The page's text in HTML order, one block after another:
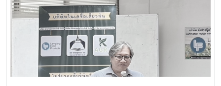
ฉัตรสูงเนิน เป็นประธานเปิดกิจกรรม โดยมี นางสาวสุชัญญา โก
จินอก เป็นผู้รับผิดชอบกิจกรรมการอบรมมุ่งเน้นการพัฒนา
ความรู้และทักษะด้านการเตรียมตัวอย่างทางชีววิทยา รวมถึงการ
ใช้งานเครื่องมือวิเคราะห์ขั้นสูงสำหรับงานวิจัย โดยมีทั้งภาค
บรรยายและภาคปฏิบัติ ครอบคลุมเนื้อหาเกี่ยวกับเทคนิคการเตรี
ยมตัวอย่างสำหรับ TEM การตัดชิ้นบางด้วยเครื่อง
Ultramicrotome การใช้งานกล้อง LV-TEM และ STEM ตลอด